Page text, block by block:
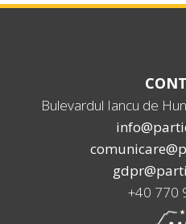
Bulevardul Iancu de
+40 770